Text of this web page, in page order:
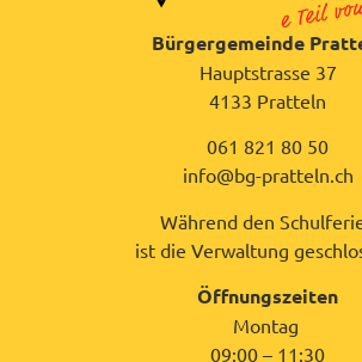
Bürgergemeinde
Hauptstrasse 37
4133 Pratteln
061 821 80 50
info@bg-pratteln.ch
Während den
ist die Verwaltung
Öffnungszeiten
Montag
09:00 – 11:30